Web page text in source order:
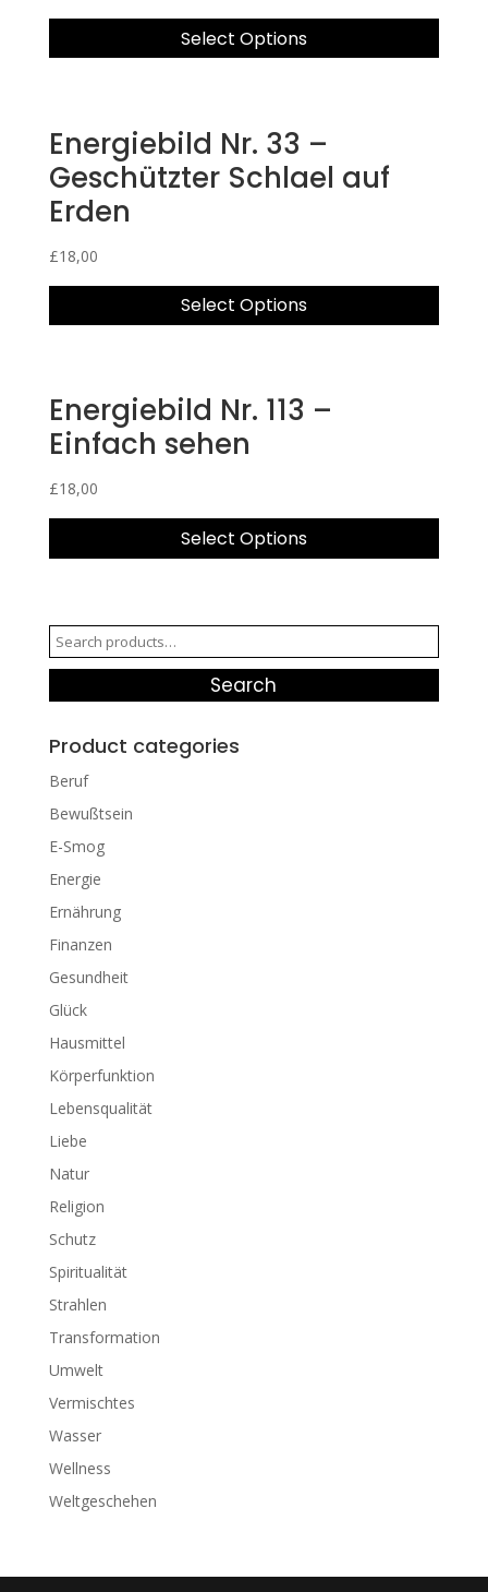
Select Options
Energiebild Nr. 33 –
Geschützter Schlael auf
Erden
£18,00
Select Options
Energiebild Nr. 113 –
Einfach sehen
£18,00
Select Options
Search
for:
Search
Product categories
Beruf
Bewußtsein
E-Smog
Energie
Ernährung
Finanzen
Gesundheit
Glück
Hausmittel
Körperfunktion
Lebensqualität
Liebe
Natur
Religion
Schutz
Spiritualität
Strahlen
Transformation
Umwelt
Vermischtes
Wasser
Wellness
Weltgeschehen